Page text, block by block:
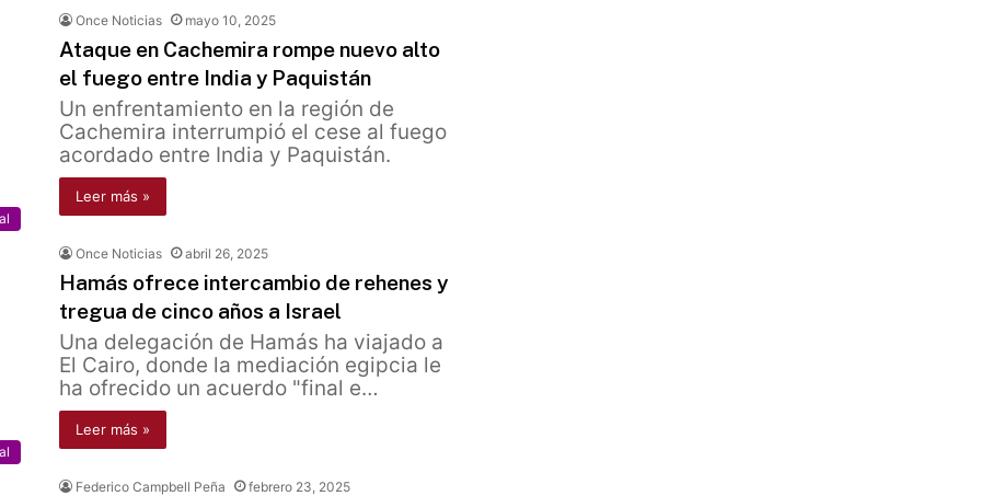
Once Noticias mayo 10, 2025
Ataque en Cachemira rompe nuevo alto
el fuego entre India y Paquistán
Un enfrentamiento en la región de
Cachemira interrumpió el cese al fuego
acordado entre India y Paquistán.
Leer más »
Once Noticias abril 26, 2025
Hamás ofrece intercambio de rehenes y
tregua de cinco años a Israel
Una delegación de Hamás ha viajado a
El Cairo, donde la mediación egipcia le
ha ofrecido un acuerdo "final e…
Leer más »
Federico Campbell Peña febrero 23, 2025